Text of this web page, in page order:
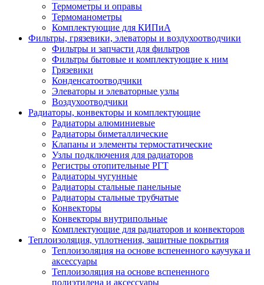
Термометры и оправы
Термоманометры
Комплектующие для КИПиА
Фильтры, грязевики, элеваторы и воздухоотводчики
Фильтры и запчасти для фильтров
Фильтры бытовые и комплектующие к ним
Грязевики
Конденсатоотводчики
Элеваторы и элеваторные узлы
Воздухоотводчики
Радиаторы, конвекторы и комплектующие
Радиаторы алюминиевые
Радиаторы биметаллические
Клапаны и элементы термостатические
Узлы подключения для радиаторов
Регистры отопительные РГТ
Радиаторы чугунные
Радиаторы стальные панельные
Радиаторы стальные трубчатые
Конвекторы
Конвекторы внутрипольные
Комплектующие для радиаторов и конвекторов
Теплоизоляция, уплотнения, защитные покрытия
Теплоизоляция на основе вспененного каучука и
аксессуары
Теплоизоляция на основе вспененного
полиэтилена и аксессуары